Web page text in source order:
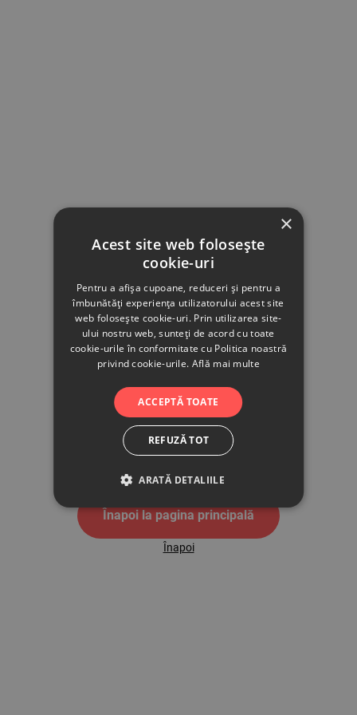
500
Înapoi la pagina principală
Înapoi
×
Acest site web folosește
cookie-uri
Pentru a afișa cupoane, reduceri și pentru a
îmbunătăți experiența utilizatorului acest site
web folosește cookie-uri. Prin utilizarea site-
ului nostru web, sunteți de acord cu toate
cookie-urile în conformitate cu Politica noastră
privind cookie-urile. Află mai multe
ACCEPTĂ TOATE
REFUZĂ TOT
ARATĂ DETALIILE